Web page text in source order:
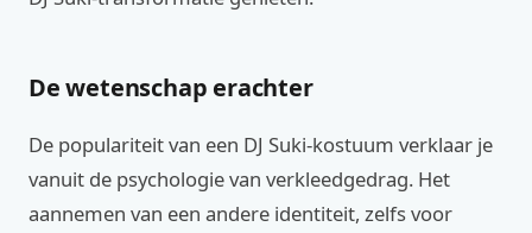
De wetenschap erachter
De populariteit van een DJ Suki-kostuum verklaar je
vanuit de psychologie van verkleedgedrag. Het
aannemen van een andere identiteit, zelfs voor